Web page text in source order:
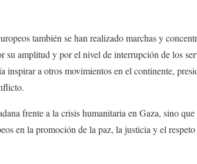
también se han realizado marchas y
su amplitud y por el nivel de interrupción de los
a otros movimientos en el continente,
frente a la crisis humanitaria en Gaza, sino que
en la promoción de la paz, la justicia y el